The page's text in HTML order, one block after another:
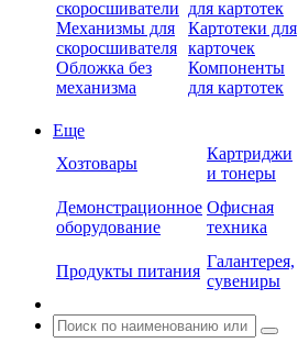
скоросшиватели
Механизмы для
скоросшивателя
Обложка без
механизма
для картотек
Картотеки для
карточек
Компоненты
для картотек
Еще
Хозтовары
Картриджи
и тонеры
Демонстрационное
оборудование
Офисная
техника
Продукты питания
Галантерея,
сувениры